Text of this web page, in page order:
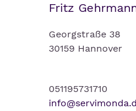
Fritz
Georgstraße 38
30159 Hannover
051195731710